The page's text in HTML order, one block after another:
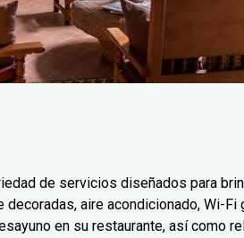
de servicios diseñados para
decoradas, aire acondicionado, Wi-
en su restaurante, así como